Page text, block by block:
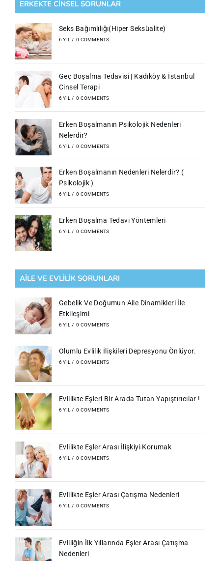
ERKEKTE CİNSEL SORUNLAR
Seks Bağımlılığı(Hiper Seksüalite)
6 YIL / 0 COMMENTS
Geç Boşalma Tedavisi | Kadıköy & İstanbul
Cinsel Terapi
6 YIL / 0 COMMENTS
Erken Boşalmanın Psikolojik Nedenleri
Nelerdir?
6 YIL / 0 COMMENTS
Erken Boşalmanın Nedenleri Nelerdir? (
Psikolojik )
6 YIL / 0 COMMENTS
Erken Boşalma Tedavi Yöntemleri
6 YIL / 0 COMMENTS
AILE VE EVLILIK SORUNLARI
Gebelik Ve Doğumun Aile Dinamikleri İle
Etkileşimi
6 YIL / 0 COMMENTS
Olumlu Evlilik İlişkileri Depresyonu Önlüyor.
6 YIL / 0 COMMENTS
Evlilikte Eşleri Bir Arada Tutan Yapıştırıcılar !
6 YIL / 0 COMMENTS
Evlilikte Eşler Arası İlişkiyi Korumak
6 YIL / 0 COMMENTS
Evlilikte Eşler Arası Çatışma Nedenleri
6 YIL / 0 COMMENTS
Evliliğin İlk Yıllarında Eşler Arası Çatışma
Nedenleri